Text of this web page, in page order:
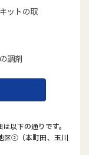
ットの取
調剤
以下の通りです。
区②（本町田、玉川